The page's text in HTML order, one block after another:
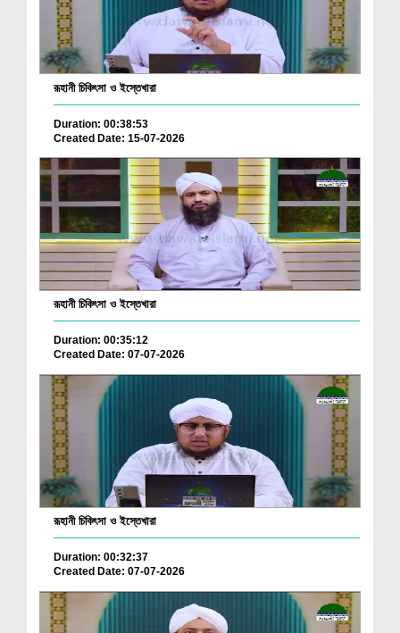
রূহানী চিকিৎসা ও ইস্তেখারা
Duration: 00:38:53
Created Date: 15-07-2026
রূহানী চিকিৎসা ও ইস্তেখারা
Duration: 00:35:12
Created Date: 07-07-2026
রূহানী চিকিৎসা ও ইস্তেখারা
Duration: 00:32:37
Created Date: 07-07-2026